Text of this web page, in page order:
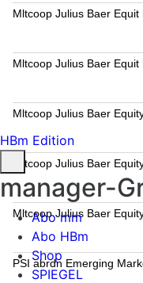
Mltcoop Julius Baer Equit
Mltcoop Julius Baer Equit
Mltcoop Julius Baer
Mltcoop Julius Baer
Mltcoop Julius Baer
PSI abrdn Emerging
HBm Edition
manager-
Abo mm
Abo HBm
Shop
SPIEGEL